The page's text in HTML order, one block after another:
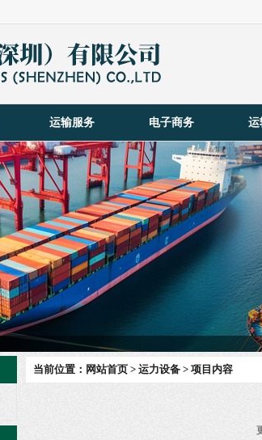
运输服务 电子商务 运
当前位置： 网站首页 > 运力设备 > 项目内容